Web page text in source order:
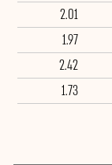
2.01
1.97
2.42
1.73